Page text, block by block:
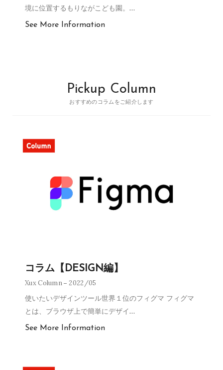
境に位置するもりながこども園。 …
See More Information
Pickup Column
おすすめのコラムをご紹介します
コラム【DESIGN編】
Xux Column 2022/05
使いたいデザインツール世界１位のフィグマ フィグマ
とは、ブラウザ上で簡単にデザイ…
See More Information